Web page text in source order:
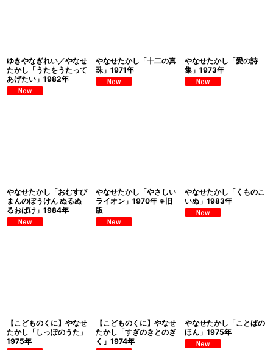
ゆきやなぎれい／やなせ
たかし「うたをうたって
あげたい」1982年
やなせたかし「十二の真
珠」1971年
やなせたかし「愛の詩
集」1973年
やなせたかし「おむすび
まんのぼうけん ぬるぬ
るおばけ」1984年
やなせたかし「やさしい
ライオン」1970年 ※旧
版
やなせたかし「くものこ
いぬ」1983年
【こどものくに】やなせ
たかし「しっぽのうた」
1975年
【こどものくに】やなせ
たかし「すぎのきとのぎ
く」1974年
やなせたかし「ことばの
ほん」1975年